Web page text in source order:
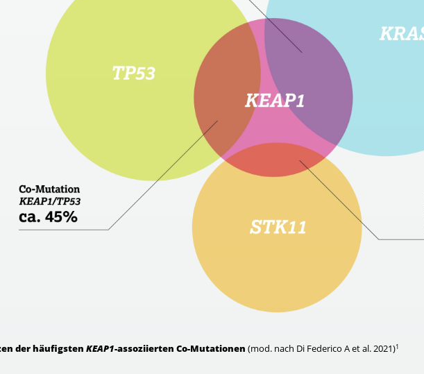
der häufigsten KEAP1-assoziierten Co-Mutationen (mod. nach Di Federico A et al. 2021)1